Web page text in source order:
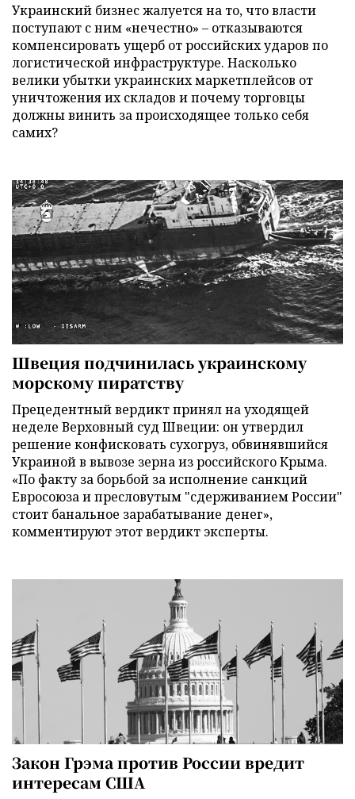
Украинский бизнес жалуется на то, что власти
поступают с ним «нечестно» – отказываются
компенсировать ущерб от российских ударов по
логистической инфраструктуре. Насколько
велики убытки украинских маркетплейсов от
уничтожения их складов и почему торговцы
должны винить за происходящее только себя
самих?
Швеция подчинилась украинскому
морскому пиратству
Прецедентный вердикт принял на уходящей
неделе Верховный суд Швеции: он утвердил
решение конфисковать сухогруз, обвинявшийся
Украиной в вывозе зерна из российского Крыма.
«По факту за борьбой за исполнение санкций
Евросоюза и пресловутым "сдерживанием России"
стоит банальное зарабатывание денег»,
комментируют этот вердикт эксперты.
Закон Грэма против России вредит
интересам США